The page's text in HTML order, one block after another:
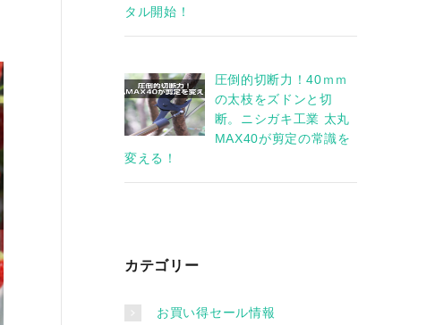
タル開始！
圧倒的切断力！40ｍｍ
の太枝をズドンと切
断。ニシガキ工業 太丸
MAX40が剪定の常識を
変える！
カテゴリー
お買い得セール情報